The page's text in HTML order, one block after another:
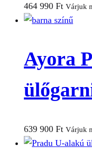
464 990 Ft Várjuk
Ayora
639 900 Ft Várjuk